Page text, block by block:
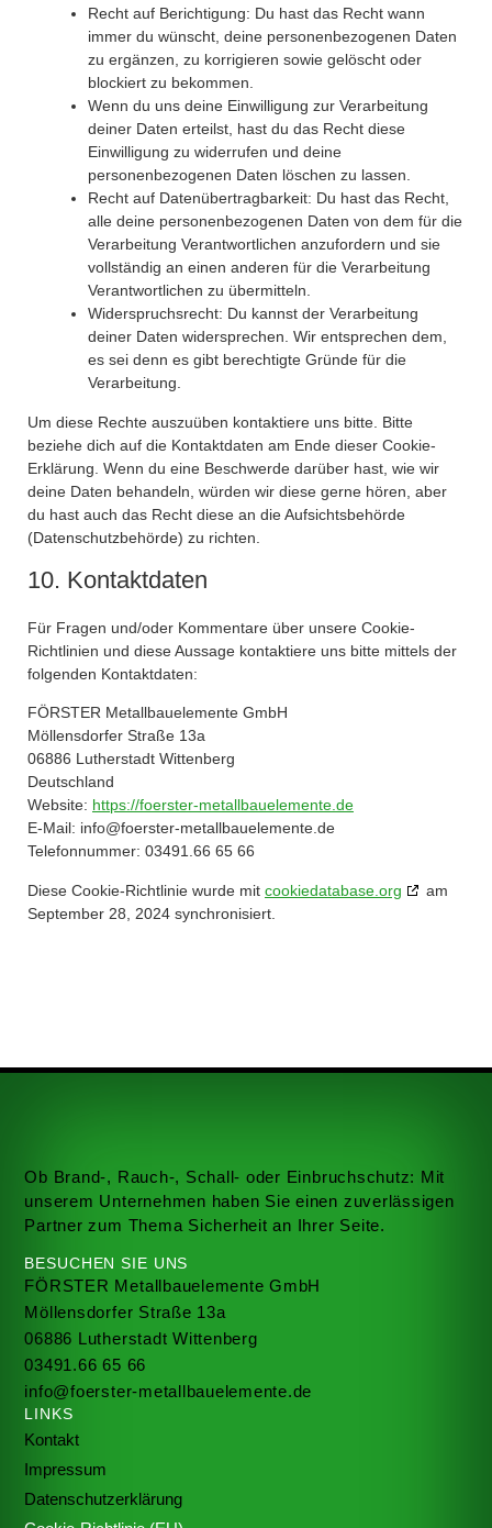
Recht auf Berichtigung: Du hast das Recht wann
immer du wünscht, deine personenbezogenen Daten
zu ergänzen, zu korrigieren sowie gelöscht oder
blockiert zu bekommen.
Wenn du uns deine Einwilligung zur Verarbeitung
deiner Daten erteilst, hast du das Recht diese
Einwilligung zu widerrufen und deine
personenbezogenen Daten löschen zu lassen.
Recht auf Datenübertragbarkeit: Du hast das Recht,
alle deine personenbezogenen Daten von dem für die
Verarbeitung Verantwortlichen anzufordern und sie
vollständig an einen anderen für die Verarbeitung
Verantwortlichen zu übermitteln.
Widerspruchsrecht: Du kannst der Verarbeitung
deiner Daten widersprechen. Wir entsprechen dem,
es sei denn es gibt berechtigte Gründe für die
Verarbeitung.
Um diese Rechte auszuüben kontaktiere uns bitte. Bitte
beziehe dich auf die Kontaktdaten am Ende dieser Cookie-
Erklärung. Wenn du eine Beschwerde darüber hast, wie wir
deine Daten behandeln, würden wir diese gerne hören, aber
du hast auch das Recht diese an die Aufsichtsbehörde
(Datenschutzbehörde) zu richten.
10. Kontaktdaten
Für Fragen und/oder Kommentare über unsere Cookie-
Richtlinien und diese Aussage kontaktiere uns bitte mittels der
folgenden Kontaktdaten:
FÖRSTER Metallbauelemente GmbH
Möllensdorfer Straße 13a
06886 Lutherstadt Wittenberg
Deutschland
Website: https://foerster-metallbauelemente.de
E-Mail: info@foerster-metallbauelemente.de
Telefonnummer: 03491.66 65 66
Diese Cookie-Richtlinie wurde mit cookiedatabase.org
am
September 28, 2024 synchronisiert.
Ob Brand-, Rauch-, Schall- oder Einbruchschutz: Mit
unserem Unternehmen haben Sie einen zuverlässigen
Partner zum Thema Sicherheit an Ihrer Seite.
BESUCHEN SIE UNS
FÖRSTER Metallbauelemente GmbH
Möllensdorfer Straße 13a
06886 Lutherstadt Wittenberg
03491.66 65 66
info@foerster-metallbauelemente.de
LINKS
Kontakt
Impressum
Datenschutzerklärung